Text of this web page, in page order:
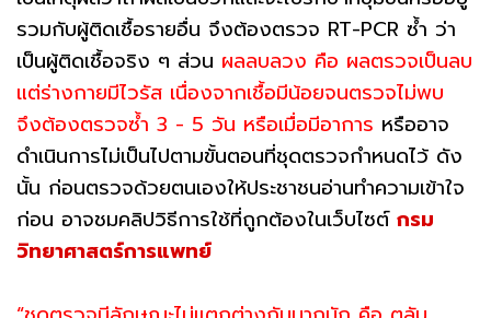
รวมกับผู้ติดเชื้อรายอื่น จึงต้องตรวจ RT-PCR ซ้ำ ว่า
เป็นผู้ติดเชื้อจริง ๆ ส่วน ผลลบลวง คือ ผลตรวจเป็นลบ
แต่ร่างกายมีไวรัส เนื่องจากเชื้อมีน้อยจนตรวจไม่พบ
จึงต้องตรวจซ้ำ 3 - 5 วัน หรือเมื่อมีอาการ หรืออาจ
ดำเนินการไม่เป็นไปตามขั้นตอนที่ชุดตรวจกำหนดไว้ ดัง
นั้น ก่อนตรวจด้วยตนเองให้ประชาชนอ่านทำความเข้าใจ
ก่อน อาจชมคลิปวิธีการใช้ที่ถูกต้องในเว็บไซต์ กรม
วิทยาศาสตร์การแพทย์